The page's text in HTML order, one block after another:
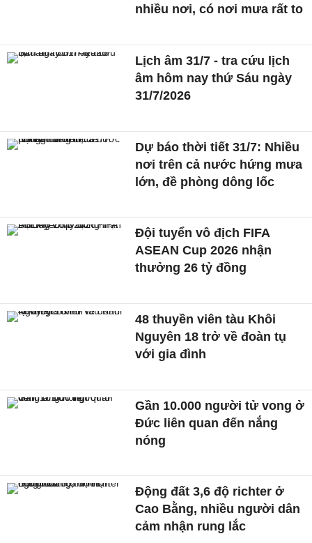
nhiều nơi, có nơi mưa rất to
Lịch âm 31/7 - tra cứu lịch
âm hôm nay thứ Sáu ngày
31/7/2026
Dự báo thời tiết 31/7: Nhiều
nơi trên cả nước hứng mưa
lớn, đề phòng dông lốc
Đội tuyển vô địch FIFA
ASEAN Cup 2026 nhận
thưởng 26 tỷ đồng
48 thuyền viên tàu Khôi
Nguyên 18 trở về đoàn tụ
với gia đình
Gần 10.000 người tử vong ở
Đức liên quan đến nắng
nóng
Động đất 3,6 độ richter ở
Cao Bằng, nhiều người dân
cảm nhận rung lắc